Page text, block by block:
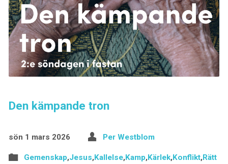
Den kämpande tron
sön 1 mars 2026 Per Westblom
Gemenskap,Jesus,Kallelse,Kamp,Kärlek,Konflikt,Rätt